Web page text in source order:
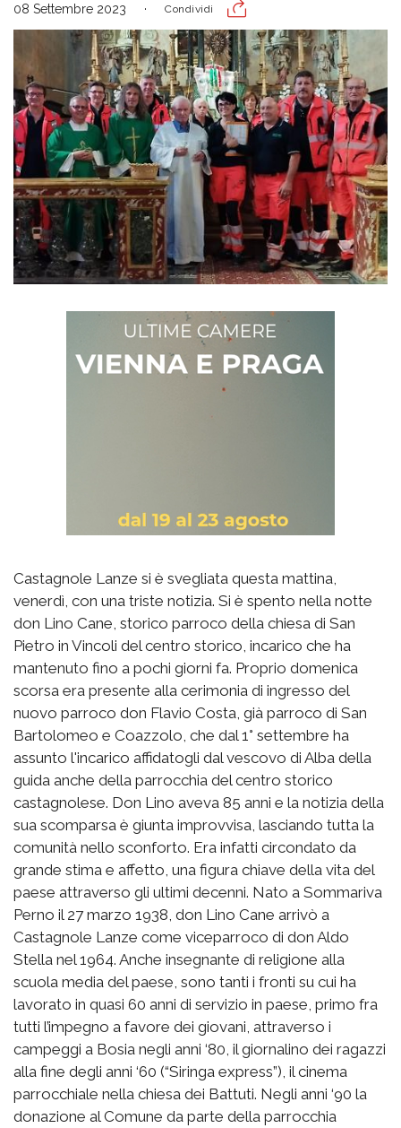
08 Settembre 2023 Condividi
Castagnole Lanze si è svegliata questa mattina,
venerdì, con una triste notizia. Si è spento nella notte
don Lino Cane, storico parroco della chiesa di San
Pietro in Vincoli del centro storico, incarico che ha
mantenuto fino a pochi giorni fa. Proprio domenica
scorsa era presente alla cerimonia di ingresso del
nuovo parroco don Flavio Costa, già parroco di San
Bartolomeo e Coazzolo, che dal 1° settembre ha
assunto l'incarico affidatogli dal vescovo di Alba della
guida anche della parrocchia del centro storico
castagnolese. Don Lino aveva 85 anni e la notizia della
sua scomparsa è giunta improvvisa, lasciando tutta la
comunità nello sconforto. Era infatti circondato da
grande stima e affetto, una figura chiave della vita del
paese attraverso gli ultimi decenni. Nato a Sommariva
Perno il 27 marzo 1938, don Lino Cane arrivò a
Castagnole Lanze come viceparroco di don Aldo
Stella nel 1964. Anche insegnante di religione alla
scuola media del paese, sono tanti i fronti su cui ha
lavorato in quasi 60 anni di servizio in paese, primo fra
tutti l’impegno a favore dei giovani, attraverso i
campeggi a Bosia negli anni ‘80, il giornalino dei ragazzi
alla fine degli anni ‘60 (“Siringa express”), il cinema
parrocchiale nella chiesa dei Battuti. Negli anni ‘90 la
donazione al Comune da parte della parrocchia